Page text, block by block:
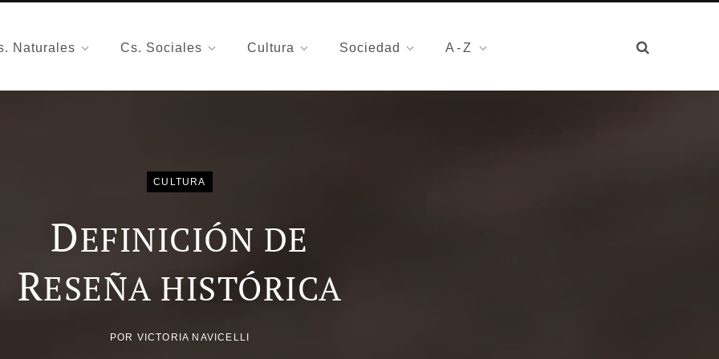
Naturales Cs. Sociales Cultura Sociedad A-Z
CULTURA
DEFINICIÓN DE
RESEÑA HISTÓRICA
POR VICTORIA NAVICELLI